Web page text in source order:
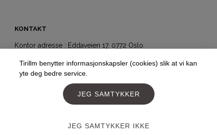
KONTAKT
Kontor adresse : Eddaveien 17, 0772 Oslo
Showroom-butikk:
Hegdehaugsveien 5b
+4797177477
post@tirillm.no
Tirillm benytter informasjonskapsler (cookies) slik at vi kan
yte deg bedre service.
JEG SAMTYKKER
JEG SAMTYKKER IKKE